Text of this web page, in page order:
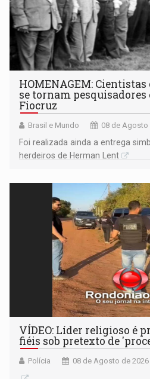
HOMENAGEM:
se tornam
Fiocruz
Brasil e Mundo 08 de Agosto
Foi realizada ainda a entrega
herdeiros de Herman Lent
VÍDEO: Líder religioso é
fiéis sob pretexto de
Polícia 08 de Agosto de 2026